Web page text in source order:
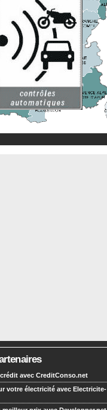
avec CreditConso.net
votre électricité avec Electricite-